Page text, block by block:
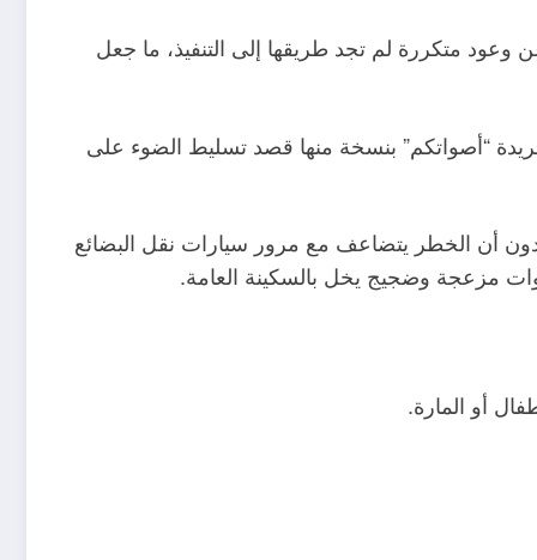
متكررة لم تجد طريقها إلى التنفيذ، ما جعل
“أصواتكم” بنسخة منها قصد تسليط الضوء على
أن الخطر يتضاعف مع مرور سيارات نقل البضائع
مزعجة وضجيج يخل بالسكينة العامة.
أو المارة.